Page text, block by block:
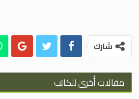
شارك
مقالات أُخرى للكاتب